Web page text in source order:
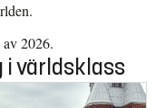
2026.
i världsklass